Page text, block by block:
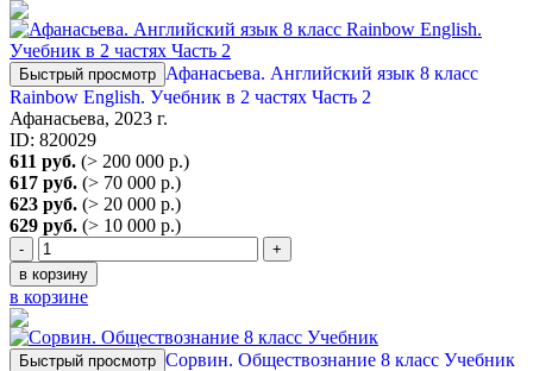
Быстрый просмотр Афанасьева. Английский язык 8 класс
Rainbow English. Учебник в 2 частях Часть 2
Афанасьева, 2023 г.
ID: 820029
611 руб. (> 200 000 р.)
617 руб. (> 70 000 р.)
623 руб. (> 20 000 р.)
629 руб. (> 10 000 р.)
-
+
в корзину
в корзине
Быстрый просмотр Сорвин. Обществознание 8 класс Учебник